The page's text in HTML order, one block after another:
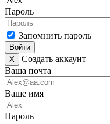
Пароль
Запомнить пароль
Войти
X
Создать аккаунт
Ваша почта
Ваше имя
Пароль